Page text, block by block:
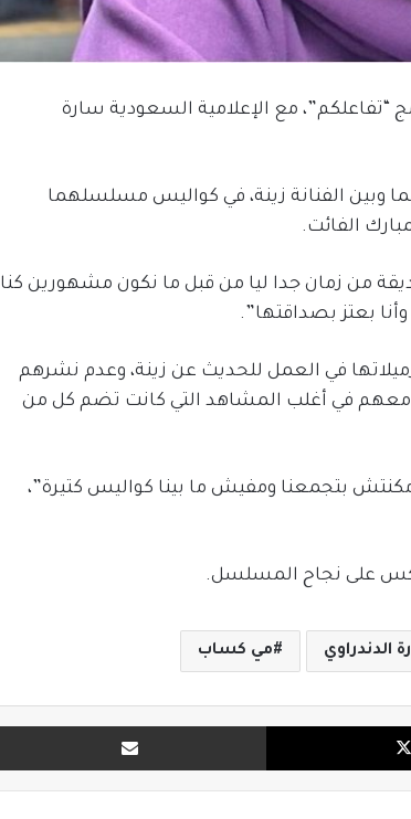
مع الإعلامية السعودية سارة
وبين الفنانة زينة، في كواليس مسلسلهما
الفائت.
من زمان جدا ليا من قبل ما نكون مشهورين كنا
بعتز بصداقتها”.
في العمل للحديث عن زينة، وعدم نشرهم
في أغلب المشاهد التي كانت تضم كل من
بتجمعنا ومفيش ما بينا كواليس كتيرة”،
على نجاح المسلسل.
الدندراوي مي كساب
X